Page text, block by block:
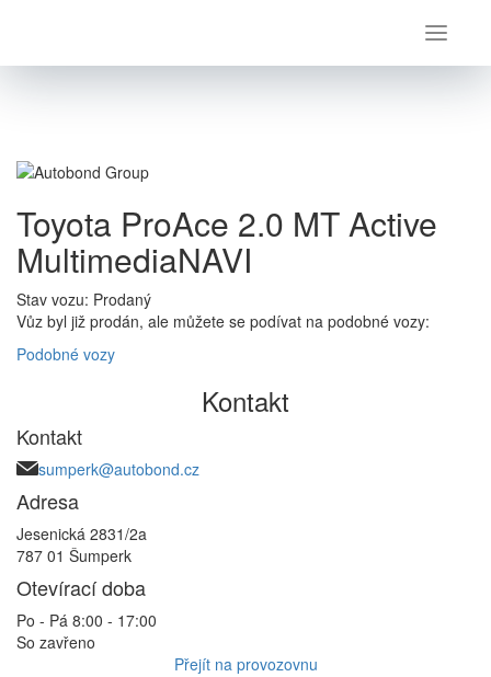
Toyota ProAce 2.0 MT Active
MultimediaNAVI
Stav vozu: Prodaný
Vůz byl již prodán, ale můžete se podívat na podobné vozy:
Podobné vozy
Kontakt
Kontakt
sumperk@autobond.cz
Adresa
Jesenická 2831/2a
787 01 Šumperk
Otevírací doba
Po - Pá 8:00 - 17:00
So zavřeno
Přejít na provozovnu